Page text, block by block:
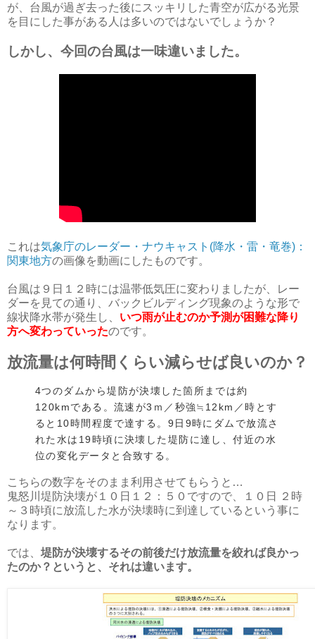
が、台風が過ぎ去った後にスッキリした青空が広がる光景
を目にした事がある人は多いのではないでしょうか？
しかし、今回の台風は一味違いました。
これは気象庁のレーダー・ナウキャスト(降水・雷・竜巻)：
関東地方の画像を動画にしたものです。
台風は９日１２時には温帯低気圧に変わりましたが、レー
ダーを見ての通り、バックビルディング現象のような形で
線状降水帯が発生し、 いつ雨が止むのか予測が困難な降り
方へ変わっていったのです。
放流量は何時間くらい減らせば良いのか？
4つのダムから堤防が決壊した箇所までは約
120kmである。流速が3ｍ／秒強≒12km／時とす
ると10時間程度で達する。9日9時にダムで放流さ
れた水は19時頃に決壊した堤防に達し、付近の水
位の変化データと合致する。
こちらの数字をそのまま利用させてもらうと…
鬼怒川堤防決壊が１０日１２：５０ですので、１０日 ２時
～３時頃に放流した水が決壊時に到達しているという事に
なります。
では、 堤防が決壊するその前後だけ放流量を絞れば良かっ
たのか？というと、それは違います。